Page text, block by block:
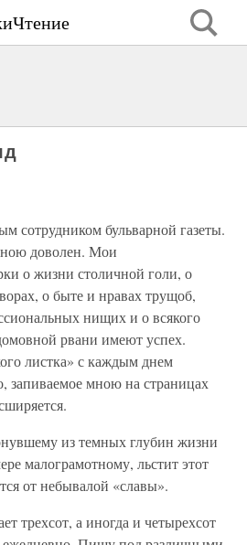
сотрудником бульварной газеты.
доволен. Мои
о жизни столичной голи, о
о быте и нравах трущоб,
нищих и о всякого
рвани имеют успех.
листка» с каждым днем
запиваемое мною на страницах
из темных глубин жизни
малограмотному, льстит этот
от небывалой «славы».
трехсот, а иногда и четырехсот